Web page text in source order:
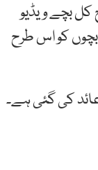
کل بچے ویڈیو
کو اس طرح
کی گئی ہے۔